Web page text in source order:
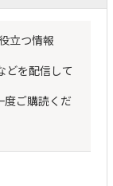
立つ情報
どを配信して
度ご購読くだ